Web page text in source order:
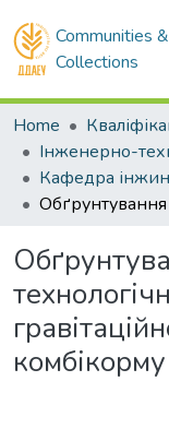
Communities &
Collections
Home
комбікорму